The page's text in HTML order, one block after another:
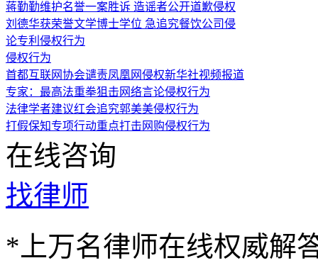
蒋勤勤维护名誉一案胜诉 造谣者公开道歉侵权
刘德华获荣誉文学博士学位 急追究餐饮公司侵
论专利侵权行为
侵权行为
首都互联网协会谴责凤凰网侵权新华社视频报道
专家：最高法重拳狙击网络言论侵权行为
法律学者建议红会追究郭美美侵权行为
打假保知专项行动重点打击网购侵权行为
在线咨询
找律师
* 上万名律师在线权威解